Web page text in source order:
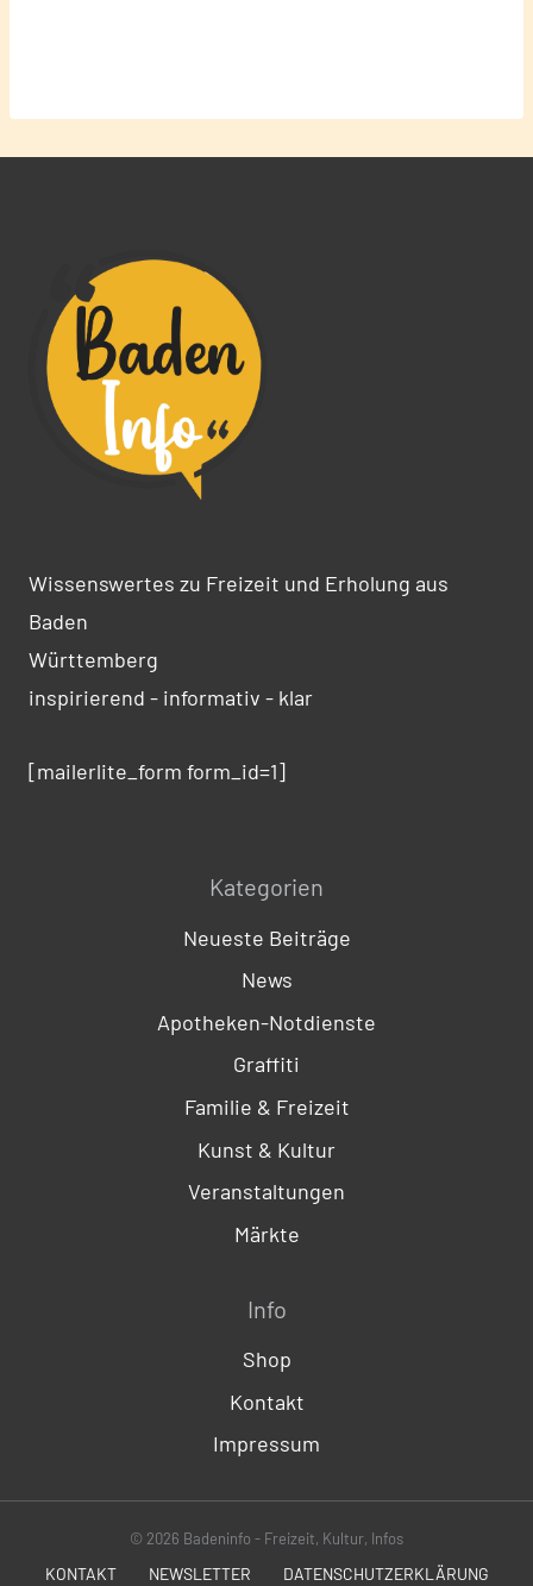
Wissenswertes zu Freizeit und Erholung aus
Baden
Württemberg
inspirierend - informativ - klar
[mailerlite_form form_id=1]
Kategorien
Neueste Beiträge
News
Apotheken-Notdienste
Graffiti
Familie & Freizeit
Kunst & Kultur
Veranstaltungen
Märkte
Info
Shop
Kontakt
Impressum
© 2026 Badeninfo - Freizeit, Kultur, Infos
KONTAKT NEWSLETTER DATENSCHUTZERKLÄRUNG